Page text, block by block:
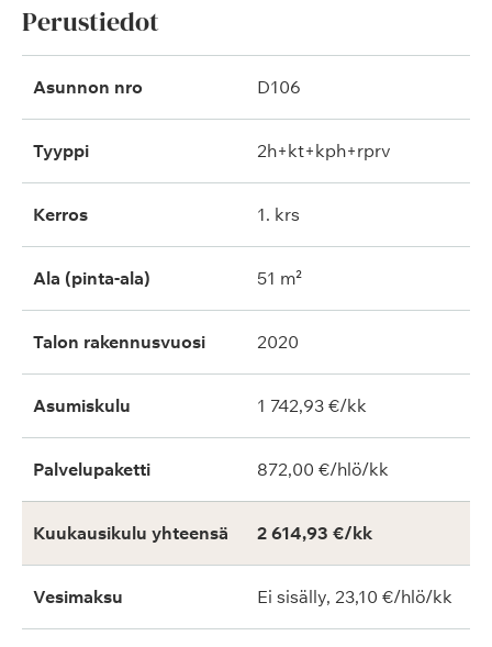
Perustiedot
Asunnon nro D106
Tyyppi 2h+kt+kph+rprv
Kerros 1. krs
Ala (pinta-ala) 51 m²
Talon rakennusvuosi 2020
Asumiskulu 1 742,93 €/kk
Palvelupaketti 872,00 €/hlö/kk
Kuukausikulu yhteensä 2 614,93 €/kk
Vesimaksu Ei sisälly, 23,10 €/hlö/kk